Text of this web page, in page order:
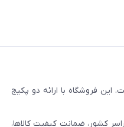
ایران است. این فروشگاه با ارائه دو پکیج
کشور، ضمانت کیفیت کالاها،